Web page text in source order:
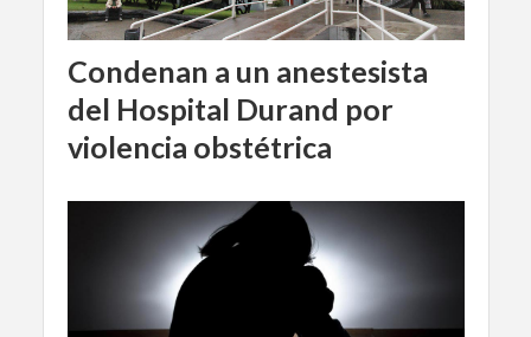
Condenan a un anestesista
del Hospital Durand por
violencia obstétrica